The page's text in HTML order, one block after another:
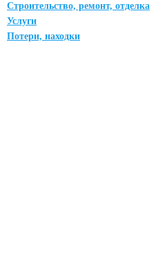
Строительство, ремонт, отделка
Услуги
Потери, находки